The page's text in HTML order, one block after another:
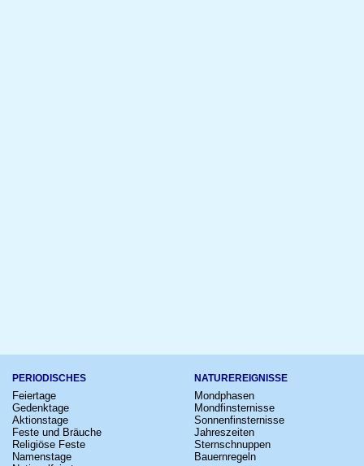
PERIODISCHES
Feiertage
Gedenktage
Aktionstage
Feste und Bräuche
Religiöse Feste
Namenstage
NATUREREIGNISSE
Mondphasen
Mondfinsternisse
Sonnenfinsternisse
Jahreszeiten
Sternschnuppen
Bauernregeln